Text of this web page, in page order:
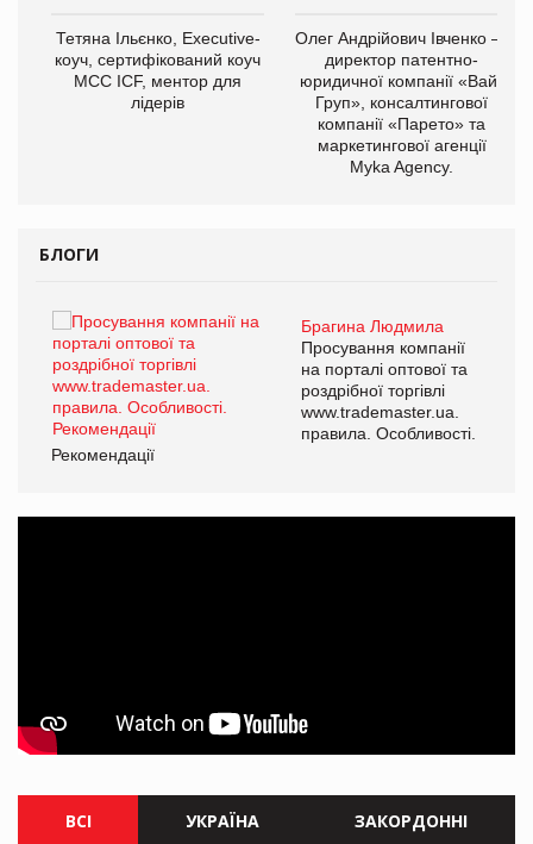
Тетяна Ільєнко, Executive-
коуч, сертифікований коуч
МСС ICF, ментор для
лідерів
Олег Андрійович Івченко —
директор патентно-
юридичної компанії «Вайз
Груп», консалтингової
компанії «Парето» та
маркетингової агенції
Myka Agency.
БЛОГИ
Брагина Людмила
Просування компанії
на порталі оптової та
роздрібної торгівлі
www.trademaster.ua.
правила. Особливості.
Рекомендації
ВСІ УКРАЇНА ЗАКОРДОННІ